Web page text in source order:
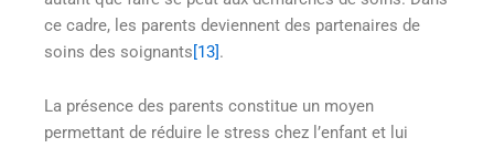
ce cadre, les parents deviennent des partenaires de
soins des soignants[13].
La présence des parents constitue un moyen
permettant de réduire le stress chez l’enfant et lui